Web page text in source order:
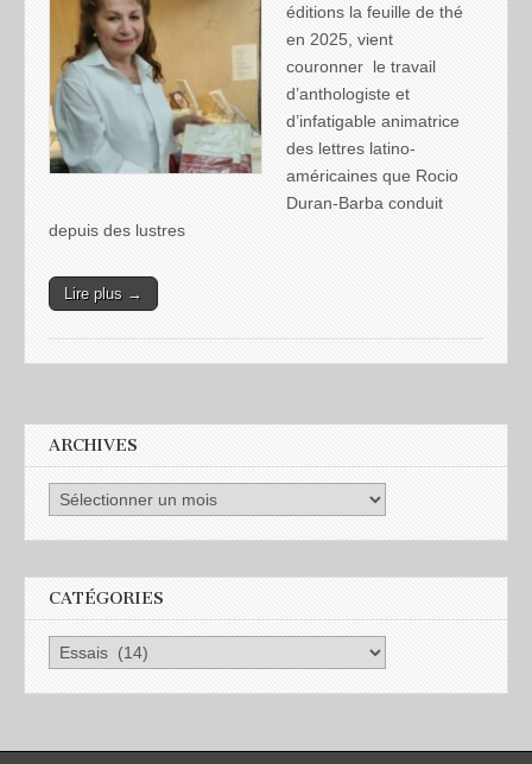
éditions la feuille de thé
en 2025, vient
couronner le travail
d’anthologiste et
d’infatigable animatrice
des lettres latino-
américaines que Rocio
Duran-Barba conduit
depuis des lustres
Lire plus →
ARCHIVES
CATÉGORIES